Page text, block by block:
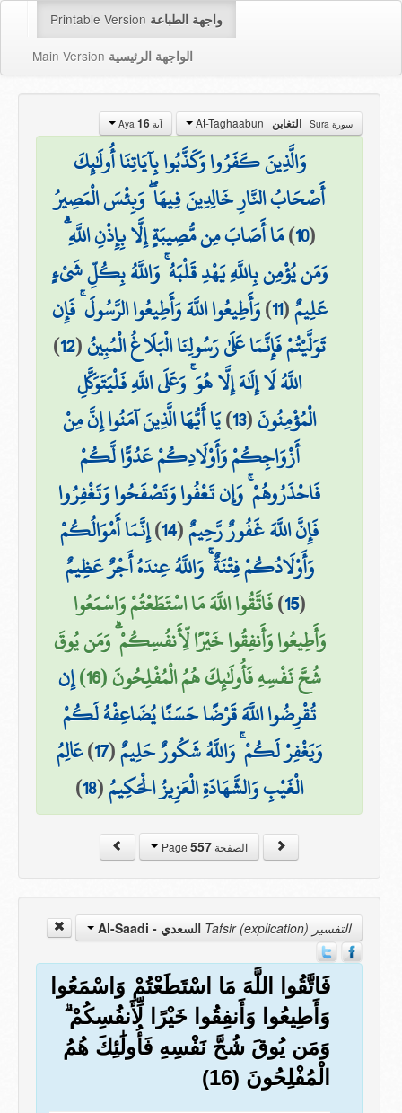
Printable Version واجهة الطباعة
Main Version الواجهة الرئيسية
سورة Sura التغابن آية Aya16
وَالَّذِينَ كَفَرُوا وَكَذَّبُوا بِآيَاتِنَا أُولَٰئِكَ
أَصْحَابُ النَّارِ خَالِدِينَ فِيهَا ۖ وَبِئْسَ الْمَصِيرُ
(
10
)مَا أَصَابَ مِن مُّصِيبَةٍ إِلَّا بِإِذْنِ اللَّهِ ۗ
وَمَن يُؤْمِن بِاللَّهِ يَهْدِ قَلْبَهُ ۚ وَاللَّهُ بِكُلِّ شَيْءٍ
عَلِيمٌ(
11
)وَأَطِيعُوا اللَّهَ وَأَطِيعُوا الرَّسُولَ ۚ فَإِن
تَوَلَّيْتُمْ فَإِنَّمَا عَلَىٰ رَسُولِنَا الْبَلَاغُ الْمُبِينُ(
12
)
اللَّهُ لَا إِلَٰهَ إِلَّا هُوَ ۚ وَعَلَى اللَّهِ فَلْيَتَوَكَّلِ
الْمُؤْمِنُونَ(
13
)يَا أَيُّهَا الَّذِينَ آمَنُوا إِنَّ مِنْ
أَزْوَاجِكُمْ وَأَوْلَادِكُمْ عَدُوًّا لَّكُمْ
فَاحْذَرُوهُمْ ۚ وَإِن تَعْفُوا وَتَصْفَحُوا وَتَغْفِرُوا
فَإِنَّ اللَّهَ غَفُورٌ رَّحِيمٌ(
14
)إِنَّمَا أَمْوَالُكُمْ
وَأَوْلَادُكُمْ فِتْنَةٌ ۚ وَاللَّهُ عِندَهُ أَجْرٌ عَظِيمٌ
(
15
)فَاتَّقُوا اللَّهَ مَا اسْتَطَعْتُمْ وَاسْمَعُوا
وَأَطِيعُوا وَأَنفِقُوا خَيْرًا لِّأَنفُسِكُمْ ۗ وَمَن يُوقَ
شُحَّ نَفْسِهِ فَأُولَٰئِكَ هُمُ الْمُفْلِحُونَ (16)
إِن
تُقْرِضُوا اللَّهَ قَرْضًا حَسَنًا يُضَاعِفْهُ لَكُمْ
وَيَغْفِرْ لَكُمْ ۚ وَاللَّهُ شَكُورٌ حَلِيمٌ(
17
)عَالِمُ
الْغَيْبِ وَالشَّهَادَةِ الْعَزِيزُ الْحَكِيمُ(
18
)
الصفحة Page557
التفسير Tafsir (explication) السعدي - Al-Saadi
فَاتَّقُوا اللَّهَ مَا اسْتَطَعْتُمْ وَاسْمَعُوا
وَأَطِيعُوا وَأَنفِقُوا خَيْرًا لِّأَنفُسِكُمْ ۗ
وَمَن يُوقَ شُحَّ نَفْسِهِ فَأُولَٰئِكَ هُمُ
الْمُفْلِحُونَ (16)